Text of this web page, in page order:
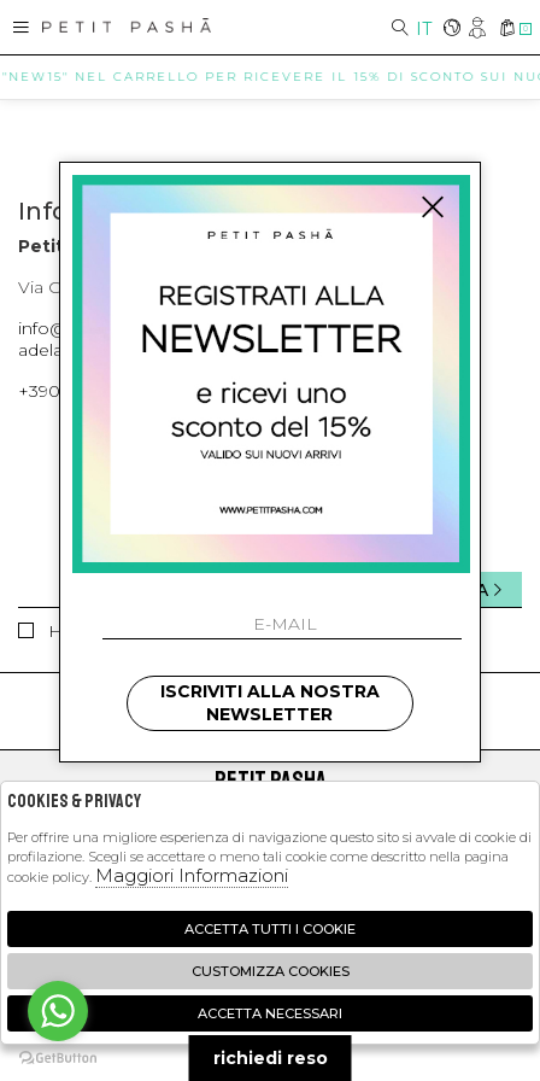
IT 0
NEL CARRELLO PER RICEVERE IL 15% DI SCONTO SUI
Info contatti
Petit Pasha
Via Cilea, 255 Napoli Corso Umberto I 301 Napoli
info@petitpasha.com, petitpasha@hotmail.it,
adelaide.petitpasha@hotmail.com
+39081643421 , +390812351280
ISCRIVITI ALLA NEWSLETTER
Ho letto ed accettato le condizioni sulla privacy.
INVIA
kids
PETIT PASHA
EXTRA
2026 Petit Pasha - P.iva : 09423341214 Powered by
Zucchetti
🍪
ISCRIVITI ALLA NOSTRA
NEWSLETTER
richiedi reso
Cookies & Privacy
Per offrire una migliore esperienza di navigazione questo sito si avvale di cookie di
profilazione. Scegli se accettare o meno tali cookie come descritto nella pagina
cookie policy. Maggiori Informazioni
ACCETTA TUTTI I COOKIE
CUSTOMIZZA COOKIES
ACCETTA NECESSARI